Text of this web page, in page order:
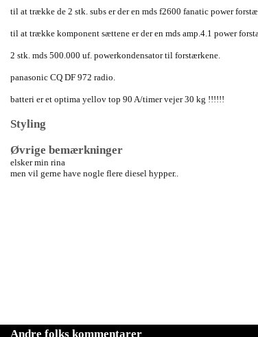
til at trække de 2 stk. subs er der en mds f2600 fanatic power
til at trække komponent sættene er der en mds amp.4.1 power
2 stk. mds 500.000 uf. powerkondensator til forstærkene.
panasonic CQ DF 972 radio.
batteri er et optima yellov top 90 A/timer vejer 30 kg !!!!!!
Styling
Øvrige bemærkninger
elsker min rina
men vil gerne have nogle flere diesel hypper..
Andre folks kommentarer